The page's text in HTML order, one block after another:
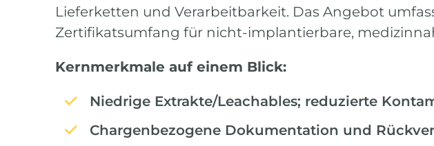
Lieferketten und Verarbeitbarkeit. Das Angebot
Zertifikatsumfang für nicht-implantierbare,
Kernmerkmale auf einem Blick:
Niedrige Extrakte/Leachables; reduzierte
Chargenbezogene Dokumentation und